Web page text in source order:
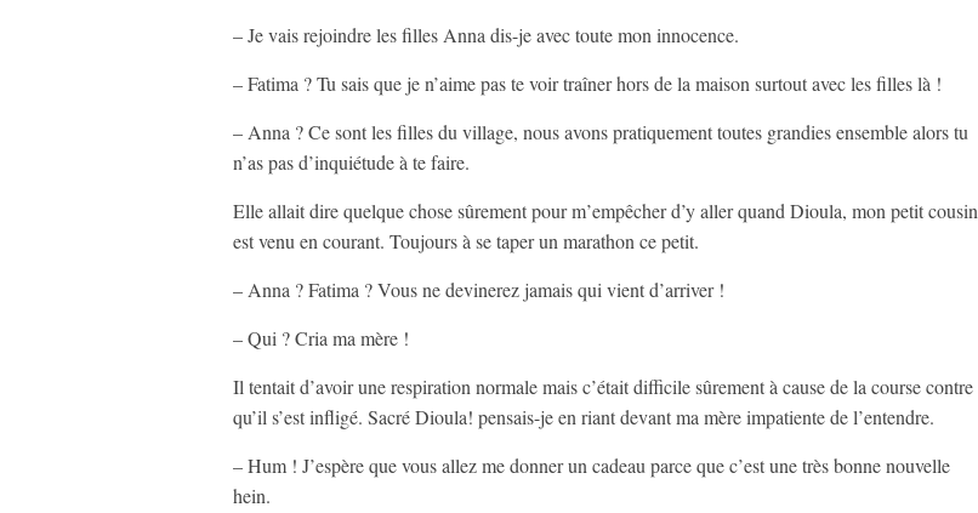
– Je vais rejoindre les filles Anna dis-je avec toute mon innocence.
– Fatima ? Tu sais que je n’aime pas te voir traîner hors de la maison surtout avec les filles là !
– Anna ? Ce sont les filles du village, nous avons pratiquement toutes grandies ensemble alors tu
n’as pas d’inquiétude à te faire.
Elle allait dire quelque chose sûrement pour m’empêcher d’y aller quand Dioula, mon petit cousin
est venu en courant. Toujours à se taper un marathon ce petit.
– Anna ? Fatima ? Vous ne devinerez jamais qui vient d’arriver !
– Qui ? Cria ma mère !
Il tentait d’avoir une respiration normale mais c’était difficile sûrement à cause de la course contre
qu’il s’est infligé. Sacré Dioula! pensais-je en riant devant ma mère impatiente de l’entendre.
– Hum ! J’espère que vous allez me donner un cadeau parce que c’est une très bonne nouvelle
hein.